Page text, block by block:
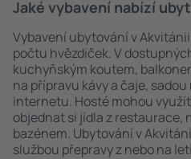
Jaké vybavení nabízí
Vybavení ubytování v
počtu hvězdiček. V
kuchyňským koutem,
na přípravu kávy a čaje,
internetu. Hosté mohou
objednat si jídla z restaurace,
bazénem. Ubytování v
službou přepravy z nebo na